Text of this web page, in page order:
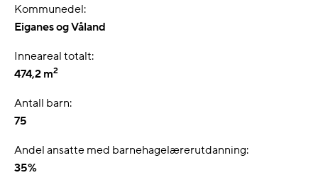
Kommunedel:
Eiganes og Våland
Inneareal totalt:
474,2 m2
Antall barn:
75
Andel ansatte med barnehagelærerutdanning:
35%